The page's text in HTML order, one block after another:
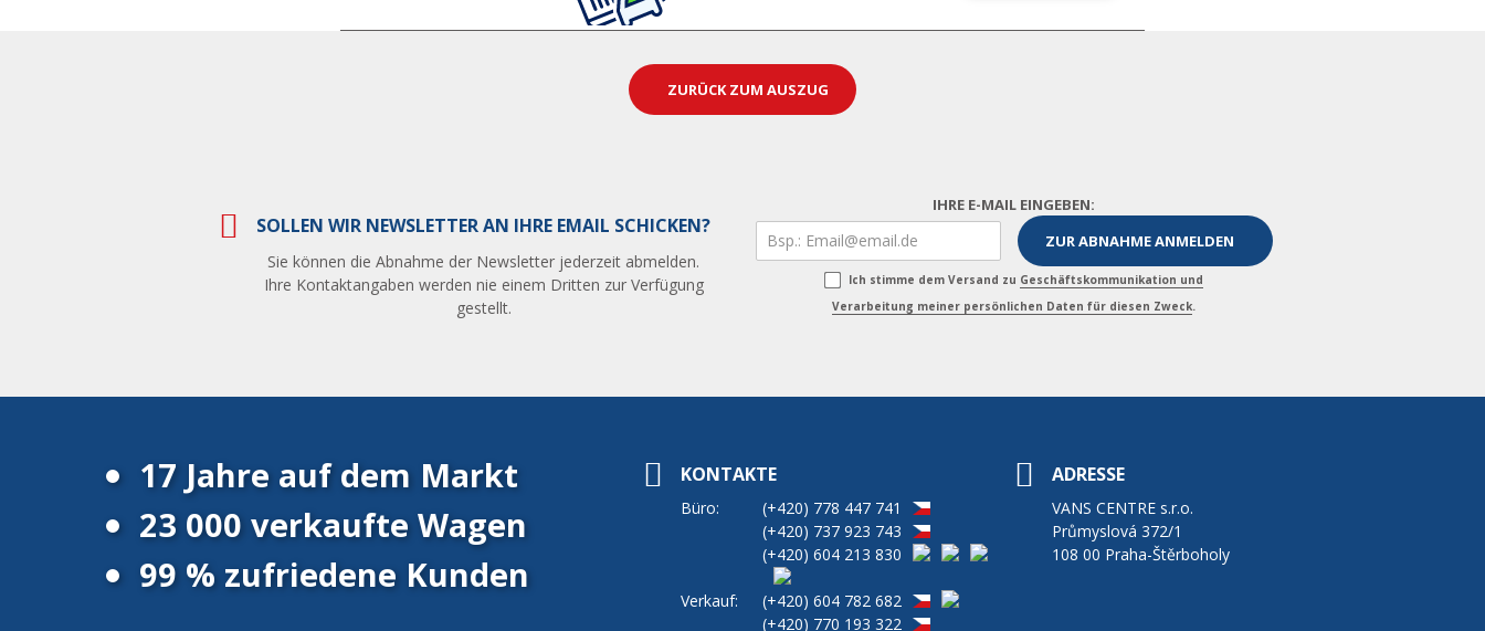
ZURÜCK ZUM AUSZUG
SOLLEN WIR NEWSLETTER AN IHRE EMAIL SCHICKEN?
Sie können die Abnahme der Newsletter jederzeit abmelden.
Ihre Kontaktangaben werden nie einem Dritten zur Verfügung
gestellt.
IHRE E-MAIL EINGEBEN:
Ich stimme dem Versand zu Geschäftskommunikation und
Verarbeitung meiner persönlichen Daten für diesen Zweck.
17 Jahre auf dem Markt
23 000 verkaufte Wagen
99 % zufriedene Kunden
KONTAKTE
Büro: (+420) 778 447 741
(+420) 737 923 743
(+420) 604 213 830
Verkauf: (+420) 604 782 682
(+420) 770 193 322
ADRESSE
VANS CENTRE s.r.o.
Průmyslová 372/1
108 00 Praha-Štěrboholy